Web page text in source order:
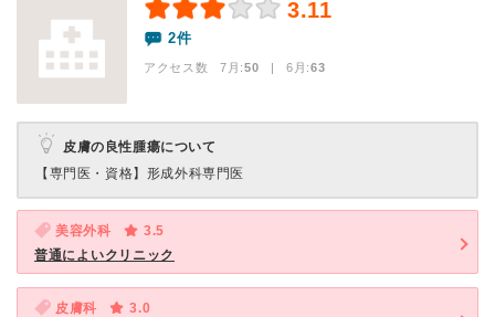
3.11
2件
アクセス数 7月:50 | 6月:63
皮膚の良性腫瘍について
【専門医・資格】 形成外科専門医
美容外科
3.5
普通によいクリニック
皮膚科
3.0